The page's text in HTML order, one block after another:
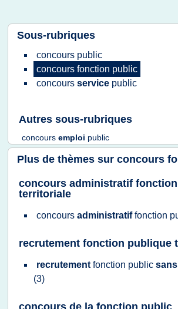
Sous-rubriques
concours public
concours fonction public
concours service public
Autres sous-rubriques
concours emploi public
Plus de thèmes sur concours
concours administratif
territoriale
concours administratiffonction
recrutement fonction publique
recrutement fonction public sans
(3)
concours de la fonction public